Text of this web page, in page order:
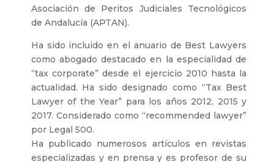
Asociación de Peritos Judiciales Tecnológicos
de Andalucía (APTAN).
Ha sido incluido en el anuario de Best Lawyers
como abogado destacado en la especialidad de
“tax corporate” desde el ejercicio 2010 hasta la
actualidad. Ha sido designado como “Tax Best
Lawyer of the Year” para los años 2012, 2015 y
2017. Considerado como “recommended lawyer”
por Legal 500.
Ha publicado numerosos artículos en revistas
especializadas y en prensa y es profesor de su